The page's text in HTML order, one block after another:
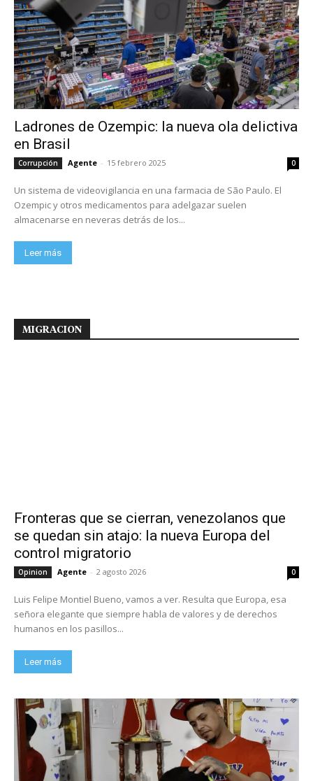
Ladrones de Ozempic: la nueva ola delictiva
en Brasil
Corrupción Agente - 15 febrero 2025 0
Un sistema de videovigilancia en una farmacia de São Paulo. El
Ozempic y otros medicamentos para adelgazar suelen
almacenarse en neveras detrás de los...
Leer más
MIGRACION
Fronteras que se cierran, venezolanos que
se quedan sin atajo: la nueva Europa del
control migratorio
Opinion Agente - 2 agosto 2026 0
Luis Felipe Montiel Bueno, vamos a ver. Resulta que Europa, esa
señora elegante que siempre habla de valores y de derechos
humanos en los pasillos...
Leer más